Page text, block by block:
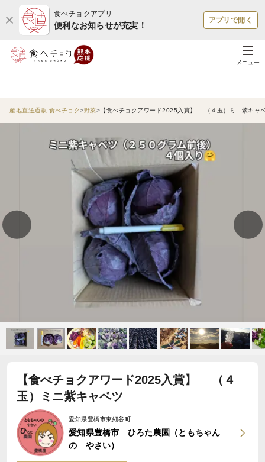
食べチョクアプリ
便利なお知らせが充実！
アプリで開く
メニュー
産地直送通販 食べチョク 野菜 【食べチョクアワード2025入賞】 （４玉）ミニ紫キャ
【食べチョクアワード2025入賞】 （４
玉）ミニ紫キャベツ
愛知県豊橋市東細谷町
愛知県豊橋市 ひろた農園（ともちゃん
の やさい）